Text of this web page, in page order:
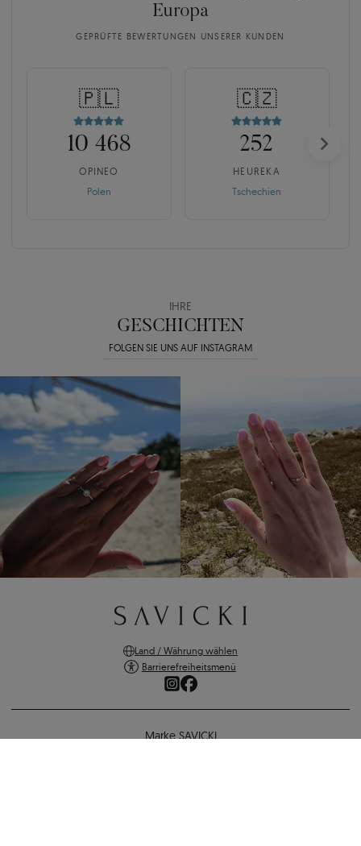
Europa
GEPRÜFTE BEWERTUNGEN UNSERER KUNDEN
🇵🇱
10 468
OPINEO
Polen
🇨🇿
252
HEUREKA
Tschechien
IHRE
GESCHICHTEN
FOLGEN SIE UNS AUF INSTAGRAM
Land / Währung wählen
Barrierefreiheitsmenü
Marke SAVICKI